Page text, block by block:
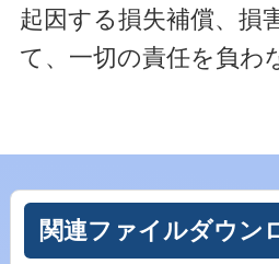
起因する損失補償、損
て、一切の責任を負わ
関連ファイルダウン